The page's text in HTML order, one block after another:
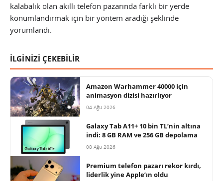
kalabalık olan akıllı telefon pazarında farklı bir yerde
konumlandırmak için bir yöntem aradığı şeklinde
yorumlandı.
İLGİNİZİ ÇEKEBİLİR
Amazon Warhammer 40000 için
animasyon dizisi hazırlıyor
04 Ağu 2026
Galaxy Tab A11+ 10 bin TL’nin altına
indi: 8 GB RAM ve 256 GB depolama
08 Ağu 2026
Premium telefon pazarı rekor kırdı,
liderlik yine Apple’ın oldu